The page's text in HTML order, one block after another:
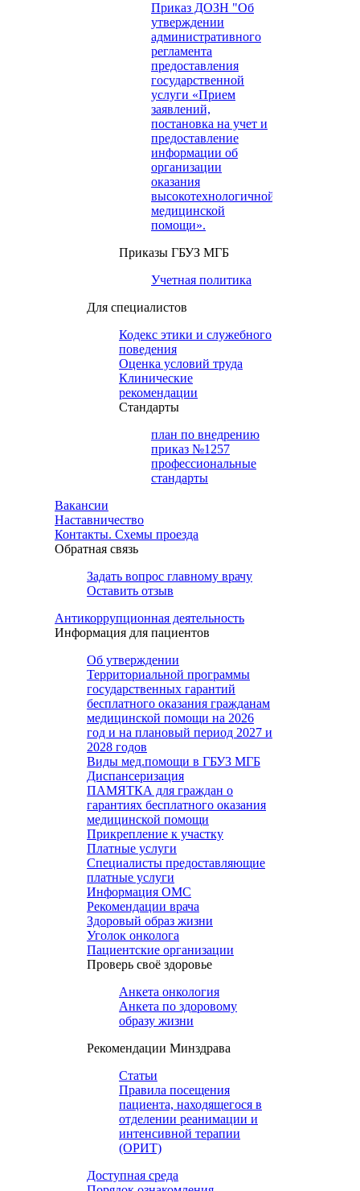
Приказ ДОЗН "Об
утверждении
административного
регламента
предоставления
государственной
услуги «Прием
заявлений,
постановка на учет и
предоставление
информации об
организации
оказания
высокотехнологичной
медицинской
помощи».
Приказы ГБУЗ МГБ
Учетная политика
Для специалистов
Кодекс этики и служебного
поведения
Оценка условий труда
Клинические
рекомендации
Cтандарты
план по внедрению
приказ №1257
профессиональные
стандарты
Вакансии
Наставничество
Контакты. Схемы проезда
Обратная связь
Задать вопрос главному врачу
Оставить отзыв
Антикоррупционная деятельность
Информация для пациентов
Об утверждении
Территориальной программы
государственных гарантий
бесплатного оказания гражданам
медицинской помощи на 2026
год и на плановый период 2027 и
2028 годов
Виды мед.помощи в ГБУЗ МГБ
Диспансеризация
ПАМЯТКА для граждан о
гарантиях бесплатного оказания
медицинской помощи
Прикрепление к участку
Платные услуги
Специалисты предоставляющие
платные услуги
Информация ОМС
Рекомендации врача
Здоровый образ жизни
Уголок онколога
Пациентские организации
Проверь своё здоровье
Анкета онкология
Анкета по здоровому
образу жизни
Рекомендации Минздрава
Статьи
Правила посещения
пациента, находящегося в
отделении реанимации и
интенсивной терапии
(ОРИТ)
Доступная среда